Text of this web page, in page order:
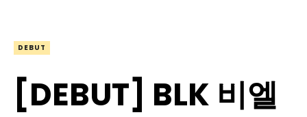
DEBUT
[DEBUT] BLK 비엘